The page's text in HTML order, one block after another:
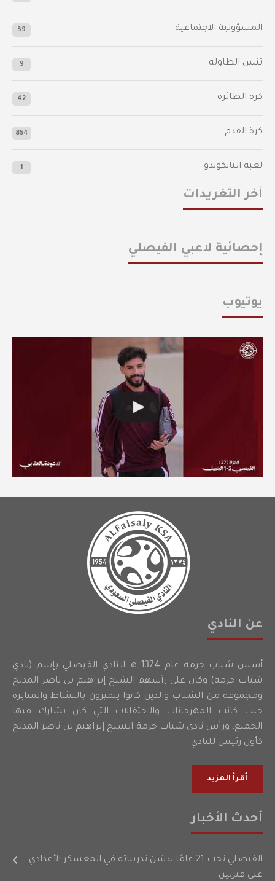
المسؤولية الاجتماعية 39
تنس الطاولة 9
كرة الطائرة 42
كرة القدم 854
لعبة التايكوندو 1
أخر التغريدات
إحصائية لاعبي الفيصلي
يوتيوب
عن النادي
أسس شباب حرمه عام 1374 هـ النادي الفيصلي بإسم (نادي
شباب حرمه) وكان على رأسهم الشيخ إبراهيم بن ناصر المدلج
ومجموعة من الشباب والذين كانوا يتميزون بالنشاط والمثابرة
حيث كانت المهرجانات والاحتفالات التي كان يشارك فيها
الجميع، ورأس نادي شباب حرمة الشيخ إبراهيم بن ناصر المدلج
كأول رئيس للنادي.
أقرأ المزيد
أحدث الأخبار
الفيصلي تحت 21 عامًا يدشن تدريباته في المعسكر الأعدادي
على فترتين